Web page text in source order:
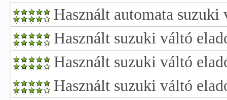
Használt automata suzuki
Használt suzuki váltó
Használt suzuki váltó
Használt suzuki váltó